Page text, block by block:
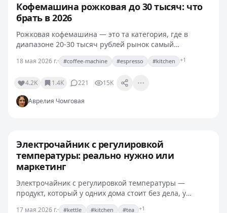
Кофемашина рожковая до 30 тысяч: что
брать в 2026
Рожковая кофемашина — это та категория, где в
диапазоне 20-30 тысяч рублей рынок самый
интересный. Дешёвле — компромиссы по экстракции,
дороже — переплата за фишки, которыми редко
18 мая 2026 г.· #coffee-machine #espresso #kitchen +1
4.2K 1.4K 221 15K
Аврелия Чомговая
Электрочайник с регулировкой
температуры: реально нужно или
маркетинг
Электрочайник с регулировкой температуры —
продукт, который у одних дома стоит без дела, у
других становится самым используемым прибором на
17 мая 2026 г.· #kettle #kitchen #tea +1